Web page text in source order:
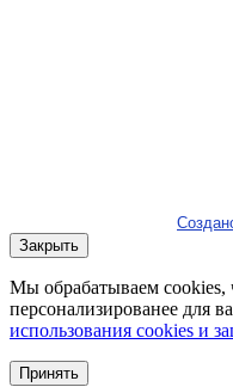
Закрыть
Мы обрабатываем cookies,
персонализированее для
использования cookies и
Принять